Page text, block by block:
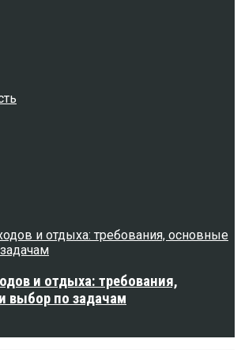
и отдыха: требования,
выбор по задачам